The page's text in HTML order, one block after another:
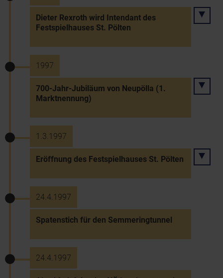
Dieter Rexroth wird Intendant des
Festspielhauses St. Pölten
1997
700-Jahr-Jubiläum von Neupölla (1.
Marktnennung)
1.3.1997
Eröffnung des Festspielhauses St. Pölten
24.4.1997
Spatenstich für den Semmeringtunnel
24.4.1997